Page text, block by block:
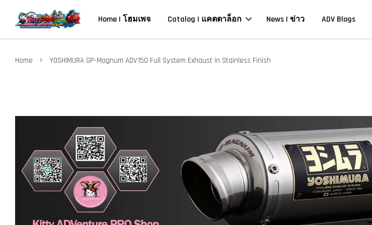
Home | โฮมเพจ Catalog | แคตตาล็อก News | ข่าว ADV Blogs
Home › YOSHIMURA GP-Magnum ADV150 Full System Exhaust in Stainless Finish